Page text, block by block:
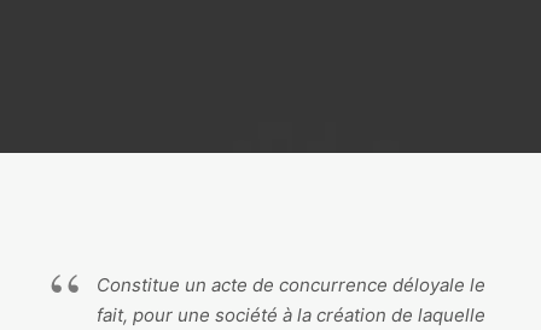
Constitue un acte de concurrence déloyale le
fait, pour une société à la création de laquelle